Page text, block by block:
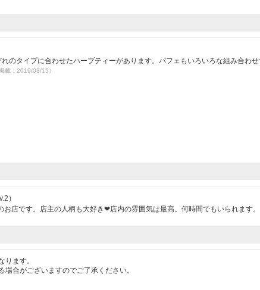
のタイプに合わせたハーブティーがあります。パフェもいろいろな組み合わせ
載：2019/03/15）
）
店です。店主の人柄も大好き❤店内の雰囲気は最高。何時間でもいられます。
ます。
合がございますのでご了承ください。